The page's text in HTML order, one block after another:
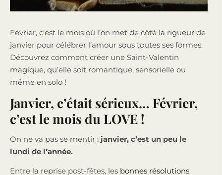
Février, c’est le mois où l’on met de côté la rigueur de
janvier pour célébrer l’amour sous toutes ses formes.
Découvrez comment créer une Saint-Valentin
magique, qu’elle soit romantique, sensorielle ou
même en solo !
Janvier, c’était sérieux… Février,
c’est le mois du LOVE !
On ne va pas se mentir : janvier, c’est un peu le
lundi de l’année.
Entre la reprise post-fêtes, les bonnes résolutions